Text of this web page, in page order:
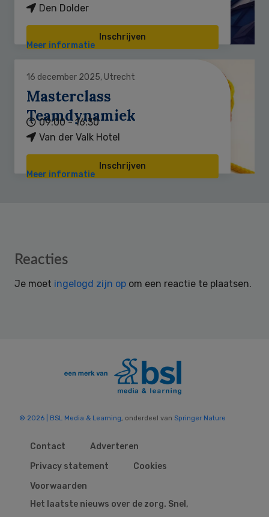
Den Dolder
Inschrijven
Meer informatie
16 december 2025, Utrecht
Masterclass
Teamdynamiek
09:00 - 16:30
Van der Valk Hotel
Inschrijven
Meer informatie
Reader
Reacties
Je moet ingelogd zijn op om een reactie te plaatsen.
© 2026 | BSL Media & Learning, onderdeel van Springer Nature
Contact
Adverteren
Privacy statement
Cookies
Voorwaarden
Het laatste nieuws over de zorg. Snel,